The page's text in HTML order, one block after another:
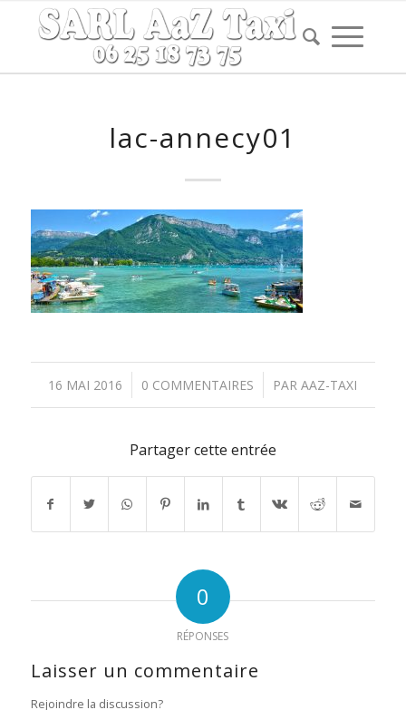
lac-annecy01
16 MAI 2016
/ 0 COMMENTAIRES
/ PARAAZ-TAXI
Partager cette entrée
0
RÉPONSES
Laisser un commentaire
Rejoindre la discussion?